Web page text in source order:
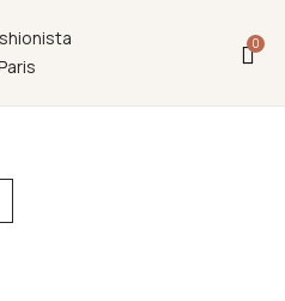
0
juillet 16h au 12 août.
et aucune
main propre ne sera